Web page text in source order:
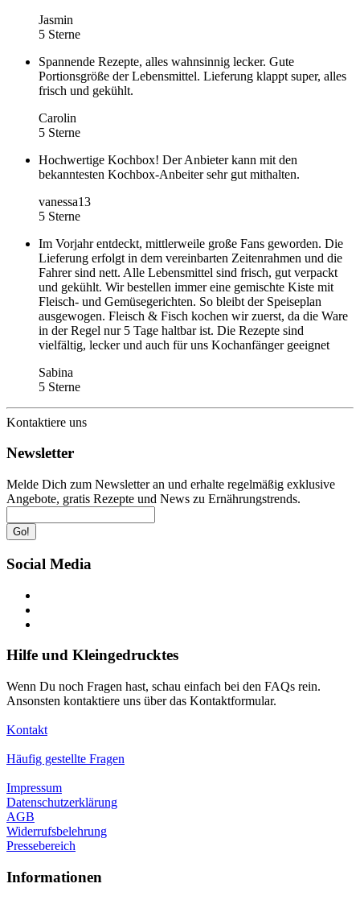
Jasmin
5 Sterne
Spannende Rezepte, alles wahnsinnig lecker. Gute
Portionsgröße der Lebensmittel. Lieferung klappt super, alles
frisch und gekühlt.
Carolin
5 Sterne
Hochwertige Kochbox! Der Anbieter kann mit den
bekanntesten Kochbox-Anbeiter sehr gut mithalten.
vanessa13
5 Sterne
Im Vorjahr entdeckt, mittlerweile große Fans geworden. Die
Lieferung erfolgt in dem vereinbarten Zeitenrahmen und die
Fahrer sind nett. Alle Lebensmittel sind frisch, gut verpackt
und gekühlt. Wir bestellen immer eine gemischte Kiste mit
Fleisch- und Gemüsegerichten. So bleibt der Speiseplan
ausgewogen. Fleisch & Fisch kochen wir zuerst, da die Ware
in der Regel nur 5 Tage haltbar ist. Die Rezepte sind
vielfältig, lecker und auch für uns Kochanfänger geeignet
Sabina
5 Sterne
Kontaktiere uns
Newsletter
Melde Dich zum Newsletter an und erhalte regelmäßig exklusive
Angebote, gratis Rezepte und News zu Ernährungstrends.
Go!
Social Media
Hilfe und Kleingedrucktes
Wenn Du noch Fragen hast, schau einfach bei den FAQs rein.
Ansonsten kontaktiere uns über das Kontaktformular.
Kontakt
Häufig gestellte Fragen
Impressum
Datenschutzerklärung
AGB
Widerrufsbelehrung
Pressebereich
Informationen